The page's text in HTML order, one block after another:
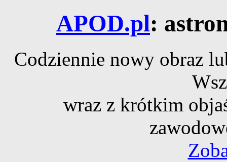
APOD.pl:
Codziennie nowy obraz
wraz z krótkim